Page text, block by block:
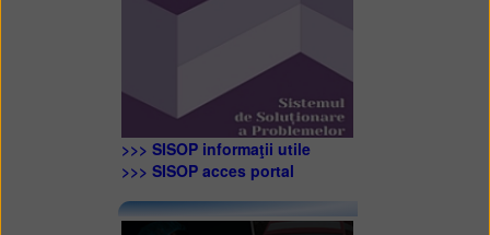
>>> SISOP informaţii utile
>>> SISOP acces portal